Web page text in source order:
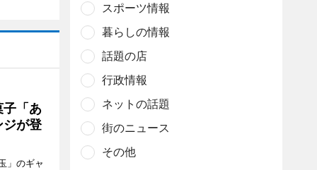
「あ
が登
」のギャ
スポーツ情報
暮らしの情報
話題の店
行政情報
ネットの話題
街のニュース
その他